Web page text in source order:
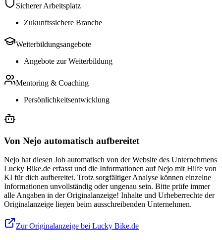
Sicherer Arbeitsplatz
Zukunftssichere Branche
Weiterbildungsangebote
Angebote zur Weiterbildung
Mentoring & Coaching
Persönlichkeitsentwicklung
Von Nejo automatisch aufbereitet
Nejo hat diesen Job automatisch von der Website des Unternehmens
Lucky Bike.de erfasst und die Informationen auf Nejo mit Hilfe von
KI für dich aufbereitet. Trotz sorgfältiger Analyse können einzelne
Informationen unvollständig oder ungenau sein. Bitte prüfe immer
alle Angaben in der Originalanzeige! Inhalte und Urheberrechte der
Originalanzeige liegen beim ausschreibenden Unternehmen.
Zur Originalanzeige bei Lucky Bike.de